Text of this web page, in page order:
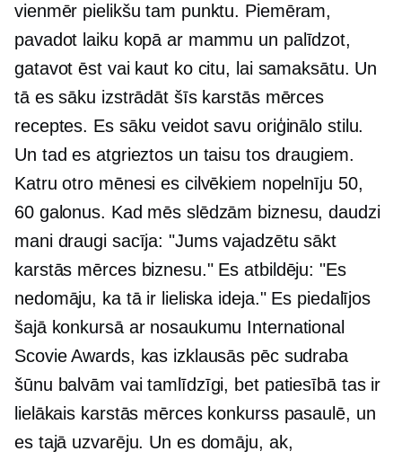
vienmēr pielikšu tam punktu. Piemēram,
pavadot laiku kopā ar mammu un palīdzot,
gatavot ēst vai kaut ko citu, lai samaksātu. Un
tā es sāku izstrādāt šīs karstās mērces
receptes. Es sāku veidot savu oriģinālo stilu.
Un tad es atgrieztos un taisu tos draugiem.
Katru otro mēnesi es cilvēkiem nopelnīju 50,
60 galonus. Kad mēs slēdzām biznesu, daudzi
mani draugi sacīja: "Jums vajadzētu sākt
karstās mērces biznesu." Es atbildēju: "Es
nedomāju, ka tā ir lieliska ideja." Es piedalījos
šajā konkursā ar nosaukumu International
Scovie Awards, kas izklausās pēc sudraba
šūnu balvām vai tamlīdzīgi, bet patiesībā tas ir
lielākais karstās mērces konkurss pasaulē, un
es tajā uzvarēju. Un es domāju, ak,